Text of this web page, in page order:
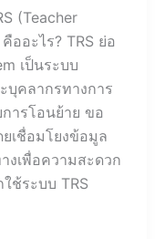
(Teacher
ออะไร? TRS ย่อ
เป็นระบบ
คลากรทางการ
ารโอนย้าย ขอ
เชื่อมโยงข้อมูล
งเพื่อความสะดวก
ช้ระบบ TRS